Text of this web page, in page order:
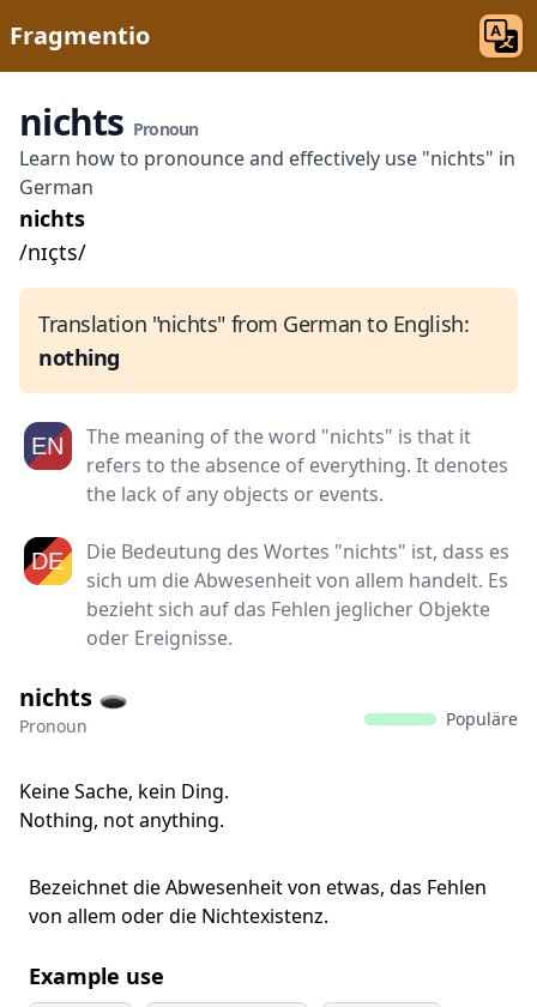
Fragmentio
nichts Pronoun
Learn how to pronounce and effectively use "nichts" in
German
nichts
/nɪçts/
Translation "nichts" from German to English:
nothing
The meaning of the word "nichts" is that it
refers to the absence of everything. It denotes
the lack of any objects or events.
Die Bedeutung des Wortes "nichts" ist, dass es
sich um die Abwesenheit von allem handelt. Es
bezieht sich auf das Fehlen jeglicher Objekte
oder Ereignisse.
nichts 🕳️
Pronoun Populäre
Keine Sache, kein Ding.
Nothing, not anything.
Bezeichnet die Abwesenheit von etwas, das Fehlen
von allem oder die Nichtexistenz.
Example use